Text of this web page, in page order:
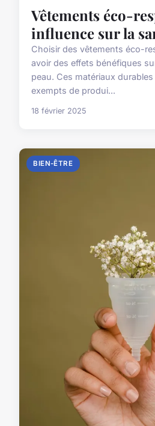
Vêtements éco-
influence sur la
Choisir des vêtements éco-
avoir des effets bénéfiques
peau. Ces matériaux
exempts de produi...
18 février 2025
BIEN-ÊTRE